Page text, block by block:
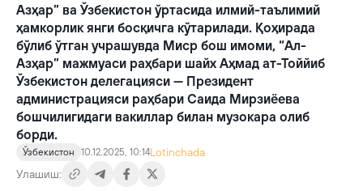
Азҳар” ва Ўзбекистон ўртасида илмий-таълимий
ҳамкорлик янги босқичга кўтарилади. Қоҳирада
бўлиб ўтган учрашувда Миср бош имоми, “Ал-
Азҳар” мажмуаси раҳбари шайх Аҳмад ат-Тоййиб
Ўзбекистон делегацияси — Президент
администрацияси раҳбари Саида Мирзиёева
бошчилигидаги вакиллар билан музокара олиб
борди.
Ўзбекистон 10.12.2025, 10:14Lotinchada
Улашиш: